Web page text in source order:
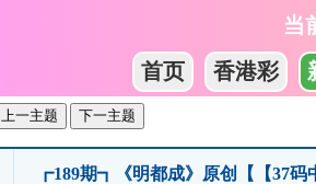
当
首页
香港彩
上一主题 下一主题
┏189期┓《明都成》原创【【37